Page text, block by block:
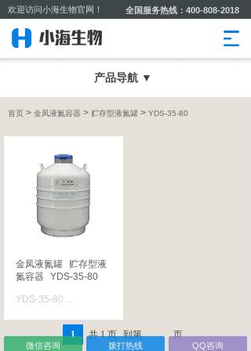
全国服务热线：400-808-2018
欢迎访问小海生物官网！
产品导航 ▼
首页 > 金凤液氮容器 > 贮存型液氮罐 > YDS-35-80
金凤液氮罐
贮存型液
氮容器
YDS-35-80
YDS-35-80 ...
1 共1页 到第 页
QQ咨询
微信咨询 拨打热线